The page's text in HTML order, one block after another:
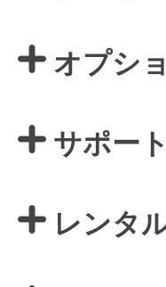
オプシ
サポート
レンタ